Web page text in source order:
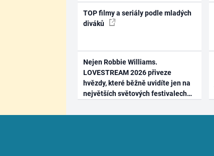
TOP filmy a seriály podle mladých
diváků
Nejen Robbie Williams.
LOVESTREAM 2026 přiveze
hvězdy, které běžně uvidíte jen na
největších světových festivalech